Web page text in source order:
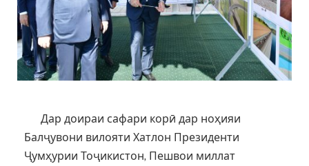
Дар доираи сафари корӣ дар ноҳияи
Балҷувони вилояти Хатлон Президенти
Ҷумҳурии Тоҷикистон, Пешвои миллат